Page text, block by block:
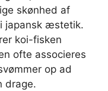
skønhed af
japansk æstetik.
koi-fisken
ofte associeres
op ad
drage.